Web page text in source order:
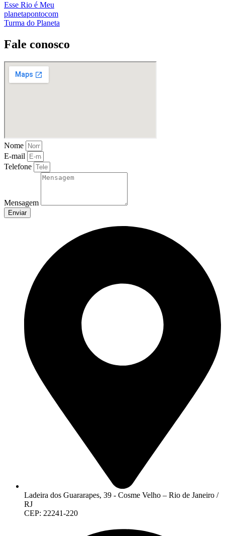
Esse Rio é Meu
planetapontocom
Turma do Planeta
Fale conosco
Nome
E-mail
Telefone
Mensagem
Enviar
Ladeira dos Guararapes, 39 - Cosme Velho – Rio de Janeiro /
RJ
CEP: 22241-220